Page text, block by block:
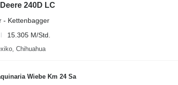
240D LC
- Kettenbagger
15.305 M/Std.
Chihuahua
Wiebe Km 24 Sa